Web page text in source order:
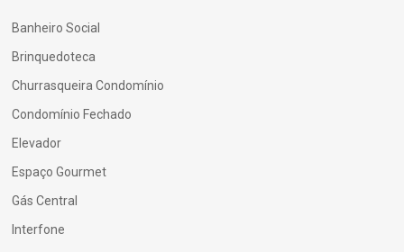
Banheiro Social
Brinquedoteca
Churrasqueira Condomínio
Condomínio Fechado
Elevador
Espaço Gourmet
Gás Central
Interfone